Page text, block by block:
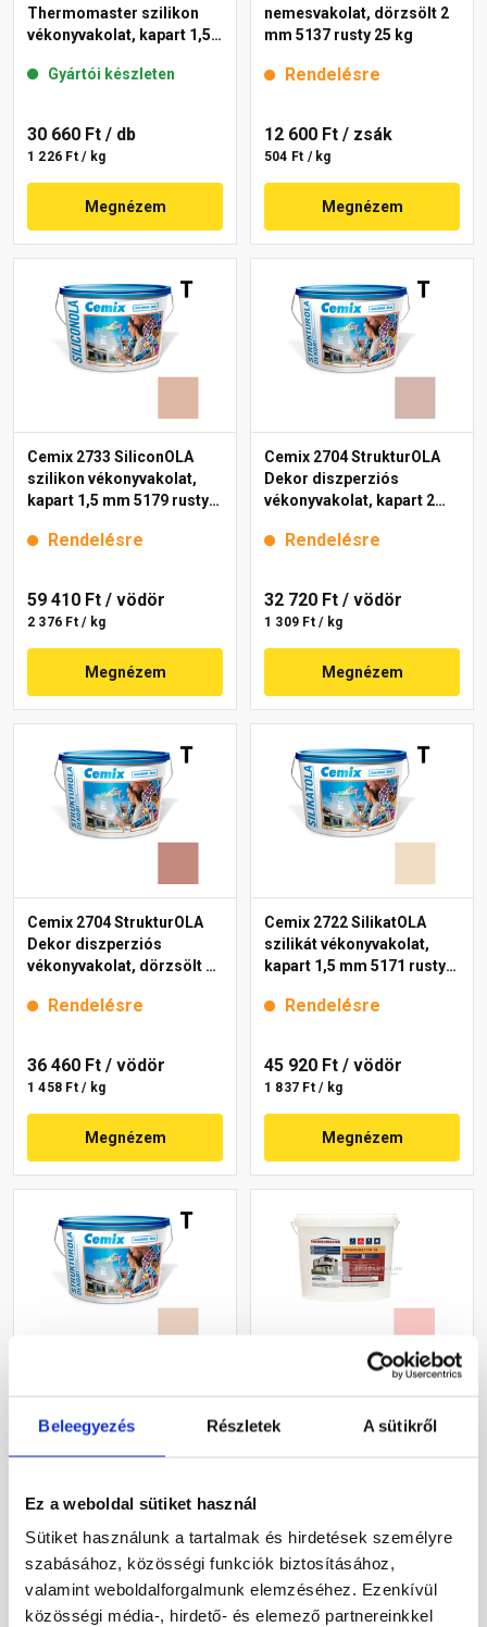
Beleegyezés Részletek A sütikről
Ez a weboldal sütiket használ
Sütiket használunk a tartalmak és hirdetések személyre
szabásához, közösségi funkciók biztosításához,
valamint weboldalforgalmunk elemzéséhez. Ezenkívül
közösségi média-, hirdető- és elemező partnereinkkel
Thermomaster szilikon
vékonyvakolat, kapart 1,5
Gyártói készleten
30 660 Ft / db
1 226 Ft / kg
Megnézem
nemesvakolat, dörzsölt 2
mm 5137 rusty 25 kg
Rendelésre
12 600 Ft / zsák
504 Ft / kg
Megnézem
Cemix 2733 SiliconOLA
szilikon vékonyvakolat,
kapart 1,5 mm 5179 rusty
Rendelésre
59 410 Ft / vödör
2 376 Ft / kg
Megnézem
Cemix 2704 StrukturOLA
Dekor diszperziós
vékonyvakolat, kapart 2
Rendelésre
32 720 Ft / vödör
1 309 Ft / kg
Megnézem
Cemix 2704 StrukturOLA
Dekor diszperziós
vékonyvakolat, dörzsölt 2
Rendelésre
36 460 Ft / vödör
1 458 Ft / kg
Megnézem
Cemix 2722 SilikatOLA
szilikát vékonyvakolat,
kapart 1,5 mm 5171 rusty
Rendelésre
45 920 Ft / vödör
1 837 Ft / kg
Megnézem
vékonyvakolat, kapart 1,5
mm 5177 rusty 25 kg
36 460 Ft/ vödör
vékonyvakolat, kapart 1,5
30 660 Ft/ db